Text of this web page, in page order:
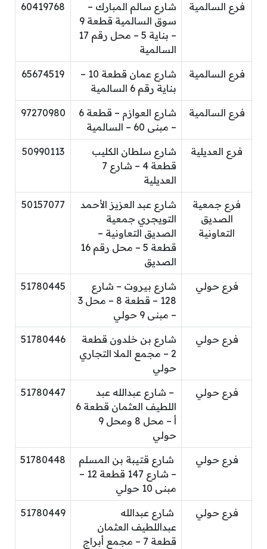
فرع السالمية
شارع سالم المبارك –
سوق السالمية قطعة 9
– بناية 5 – محل رقم 17
السالمية
60419768
فرع السالمية
شارع عمان قطعة 10 –
بناية رقم 6 السالمية
65674519
فرع السالمية
شارع العوازم – قطعة 6
– مبنى 60 – السالمية
97270980
فرع العديلية
شارع سلطان الكليب
قطعة 4 – شارع 7
العديلية
50990113
فرع جمعية
الصديق
التعاونية
شارع عبد العزيز الأحمد
التويجري جمعية
الصديق التعاونية –
قطعة 5 – محل رقم 16
الصديق
50157077
فرع حولي
شارع بيروت – شارع
128 – قطعة 8 – محل 3
– مبنى 9 حولي
51780445
فرع حولي
شارع بن خلدون قطعة
2 – مجمع الملا التجاري
حولي
51780446
فرع حولي
– شارع عبدالله عبد
اللطيف العثمان قطعة 6
أ – محل 8 ومحل 9
حولي
51780447
فرع حولي
شارع قتيبة بن المسلم
– شارع 147 قطعة 12 –
مبنى 10 حولي
51780448
فرع حولي
شارع عبدالله
عبداللطيف العثمان
قطعة 7 – مجمع أبراج
51780449